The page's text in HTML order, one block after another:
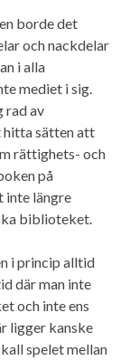
borde det
och nackdelar
i alla
mediet i sig.
rad av
hitta sätten att
rättighets- och
på
längre
biblioteket.
i princip alltid
där man inte
och inte ens
ligger kanske
spelet mellan